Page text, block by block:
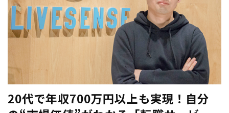
20代で年収700万円以上も実現！自分